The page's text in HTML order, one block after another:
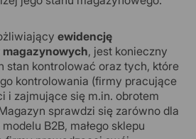
ewidencję
, jest konieczny
stan kontrolować oraz tych, które
kontrolowania (firmy pracujące
i zajmujące się m.in. obrotem
sprawdzi się zarówno dla
B2B, małego sklepu